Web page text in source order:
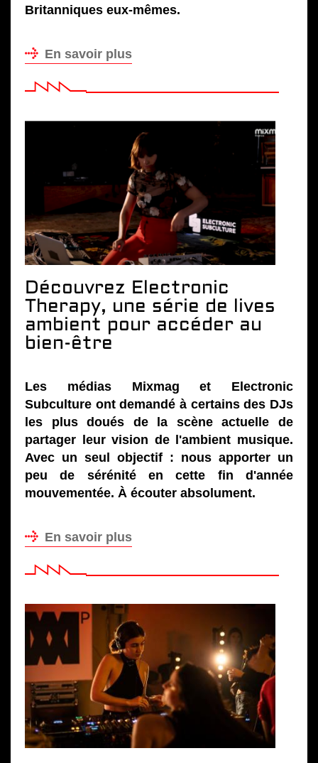
Britanniques eux-mêmes.
En savoir plus
Découvrez Electronic
Therapy, une série de lives
ambient pour accéder au
bien-être
Les médias Mixmag et Electronic
Subculture ont demandé à certains des DJs
les plus doués de la scène actuelle de
partager leur vision de l'ambient musique.
Avec un seul objectif : nous apporter un
peu de sérénité en cette fin d'année
mouvementée. À écouter absolument.
En savoir plus